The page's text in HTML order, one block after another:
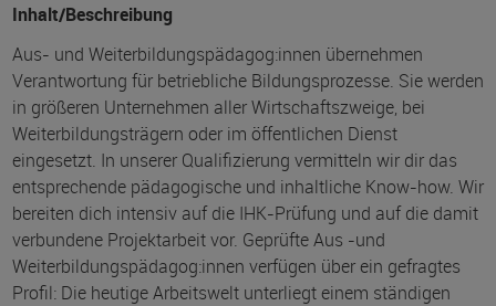
Inhalt/Beschreibung
Aus- und Weiterbildungspädagog:innen übernehmen
Verantwortung für betriebliche Bildungsprozesse. Sie werden
in größeren Unternehmen aller Wirtschaftszweige, bei
Weiterbildungsträgern oder im öffentlichen Dienst
eingesetzt. In unserer Qualifizierung vermitteln wir dir das
entsprechende pädagogische und inhaltliche Know-how. Wir
bereiten dich intensiv auf die IHK-Prüfung und auf die damit
verbundene Projektarbeit vor. Geprüfte Aus -und
Weiterbildungspädagog:innen verfügen über ein gefragtes
Profil: Die heutige Arbeitswelt unterliegt einem ständigen